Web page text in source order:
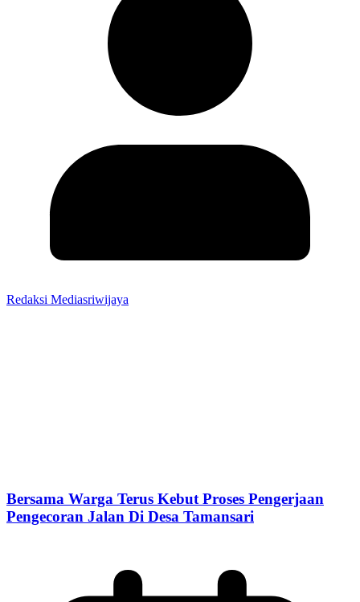
Redaksi Mediasriwijaya
Bersama Warga Terus Kebut Proses Pengerjaan
Pengecoran Jalan Di Desa Tamansari